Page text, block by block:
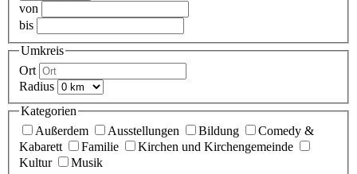
von
bis
Umkreis
Ort
Radius
Kategorien
Außerdem
Ausstellungen Bildung
Comedy &
Kabarett
Familie
Kirchen und Kirchengemeinde
Kultur
Musik